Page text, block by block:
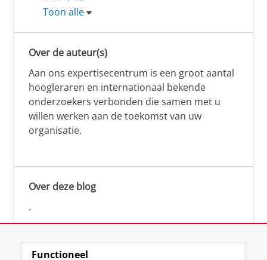
Toon alle
Over de auteur(s)
Aan ons expertisecentrum is een groot aantal
hoogleraren en internationaal bekende
onderzoekers verbonden die samen met u
willen werken aan de toekomst van uw
organisatie.
Over deze blog
.
Functioneel